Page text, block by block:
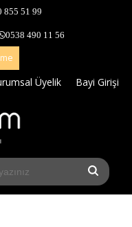
855 51 99
0538 490 11 56
Üyelik Bayi Girişi